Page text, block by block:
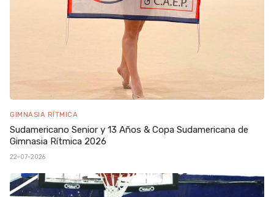
GIMNASIA RÍTMICA
Sudamericano Senior y 13 Años & Copa Sudamericana de
Gimnasia Rítmica 2026
22-07-2026